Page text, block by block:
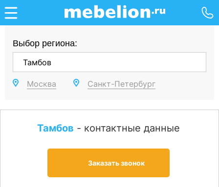
Выбор региона:
Москва Санкт-Петербург
Тамбов - контактные данные
Заказать звонок